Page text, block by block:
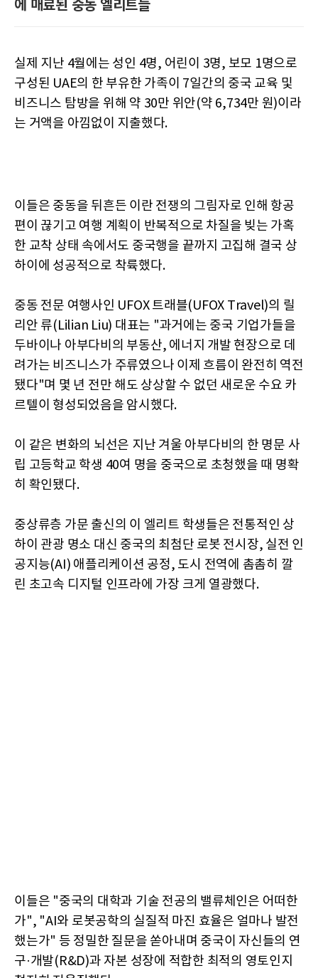
에 매료된 중동 엘리트들
실제 지난 4월에는 성인 4명, 어린이 3명, 보모 1명으로
구성된 UAE의 한 부유한 가족이 7일간의 중국 교육 및
비즈니스 탐방을 위해 약 30만 위안(약 6,734만 원)이라
는 거액을 아낌없이 지출했다.
이들은 중동을 뒤흔든 이란 전쟁의 그림자로 인해 항공
편이 끊기고 여행 계획이 반복적으로 차질을 빚는 가혹
한 교착 상태 속에서도 중국행을 끝까지 고집해 결국 상
하이에 성공적으로 착륙했다.
중동 전문 여행사인 UFOX 트래블(UFOX Travel)의 릴
리안 류(Lilian Liu) 대표는 "과거에는 중국 기업가들을
두바이나 아부다비의 부동산, 에너지 개발 현장으로 데
려가는 비즈니스가 주류였으나 이제 흐름이 완전히 역전
됐다"며 몇 년 전만 해도 상상할 수 없던 새로운 수요 카
르텔이 형성되었음을 암시했다.
이 같은 변화의 뇌선은 지난 겨울 아부다비의 한 명문 사
립 고등학교 학생 40여 명을 중국으로 초청했을 때 명확
히 확인됐다.
중상류층 가문 출신의 이 엘리트 학생들은 전통적인 상
하이 관광 명소 대신 중국의 최첨단 로봇 전시장, 실전 인
공지능(AI) 애플리케이션 공정, 도시 전역에 촘촘히 깔
린 초고속 디지털 인프라에 가장 크게 열광했다.
이들은 "중국의 대학과 기술 전공의 밸류체인은 어떠한
가", "AI와 로봇공학의 실질적 마진 효율은 얼마나 발전
했는가" 등 정밀한 질문을 쏟아내며 중국이 자신들의 연
구·개발(R&D)과 자본 성장에 적합한 최적의 영토인지